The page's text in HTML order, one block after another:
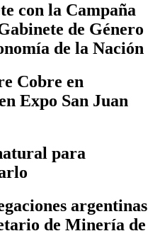
con la Campaña
de Género
de la Nación
Cobre en
Expo San Juan
para
argentinas
de Minería de